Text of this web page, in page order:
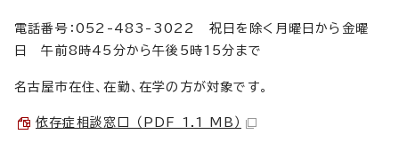
電話番号：052-483-3022 祝日を除く月曜日から金曜
日 午前8時45分から午後5時15分まで
名古屋市在住、在勤、在学の方が対象です。
依存症相談窓口 （PDF 1.1 MB）